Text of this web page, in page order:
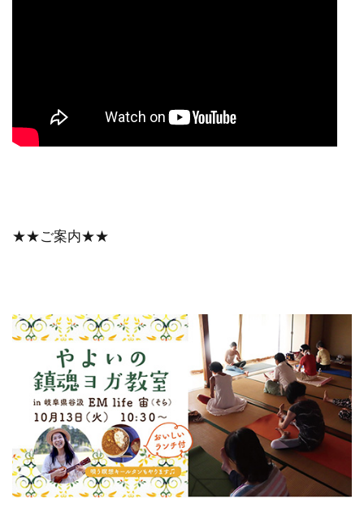
★★ご案内★★